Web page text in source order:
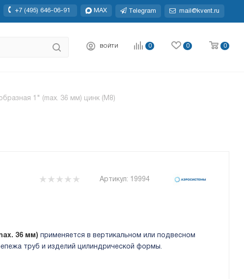
+7 (495) 646-06-91 MAX Telegram mail@kvent.ru
ВОЙТИ 0 0 0
1" (max. 36 мм) цинк (М8)
Артикул: 19994
36 мм) применяется в вертикальном или подвесном
труб и изделий цилиндрической формы.